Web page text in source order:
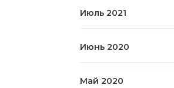
Июль 2021
Июнь 2020
Май 2020